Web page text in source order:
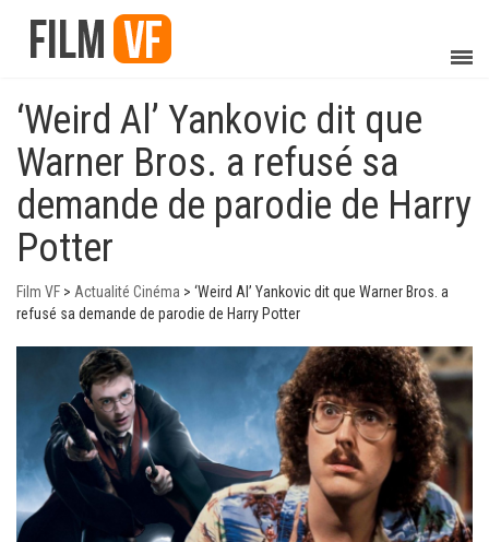
‘Weird Al’ Yankovic dit que
Warner Bros. a refusé sa
demande de parodie de Harry
Potter
Film VF > Actualité Cinéma > ‘Weird Al’ Yankovic dit que Warner Bros. a
refusé sa demande de parodie de Harry Potter